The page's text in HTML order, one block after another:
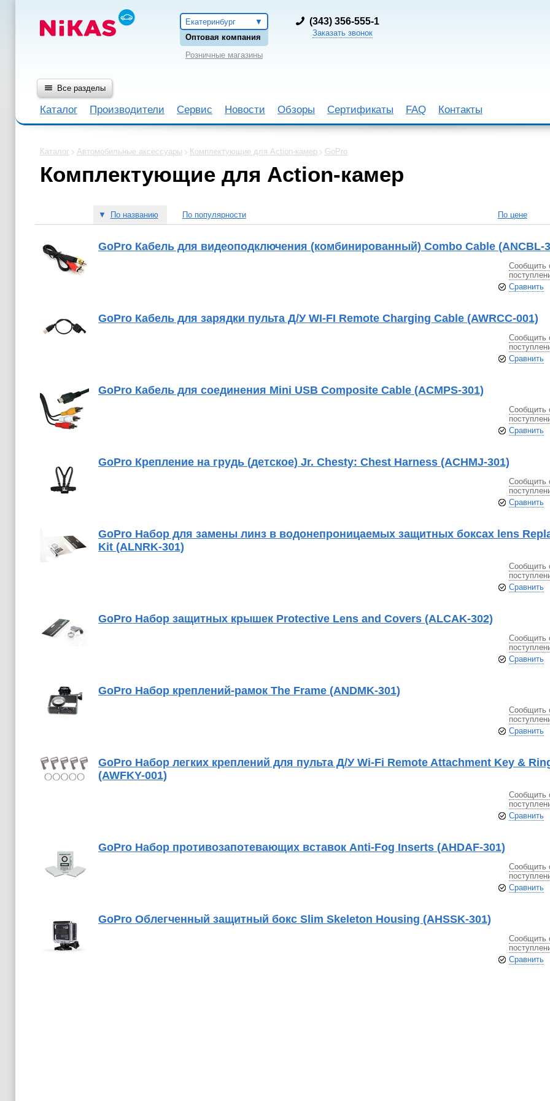
Екатеринбург
Оптовая компания
Розничные магазины
(343) 356-555-1
Заказать звонок
Все разделы
Каталог Производители Сервис Новости Обзоры Сертификаты FAQ Контакты
Каталог Автомобильные аксессуары Комплектующие для Action-камер GoPro
Комплектующие для Action-камер
По цене
▼ По названию По популярности
GoPro Кабель для видеоподключения (комбинированный) Combo Cable (ANCBL-
Сообщить
Сравнить
GoPro Кабель для зарядки пульта Д/У WI-FI Remote Charging Cable (AWRCC-001)
Сообщить
Сравнить
GoPro Кабель для соединения Mini USB Composite Cable (ACMPS-301)
Сообщить
Сравнить
GoPro Крепление на грудь (детское) Jr. Chesty: Chest Harness (ACHMJ-301)
Сообщить
Сравнить
GoPro Набор для замены линз в водонепроницаемых защитных боксах lens
Kit (ALNRK-301)
Сообщить
Сравнить
GoPro Набор защитных крышек Protective Lens and Covers (ALCAK-302)
Сообщить
Сравнить
GoPro Набор креплений-рамок The Frame (ANDMK-301)
Сообщить
Сравнить
GoPro Набор легких креплений для пульта Д/У Wi-Fi Remote Attachment Key &
(AWFKY-001)
Сообщить
Сравнить
GoPro Набор противозапотевающих вставок Anti-Fog Inserts (AHDAF-301)
Сообщить
Сравнить
GoPro Облегченный защитный бокс Slim Skeleton Housing (AHSSK-301)
Сообщить
Сравнить